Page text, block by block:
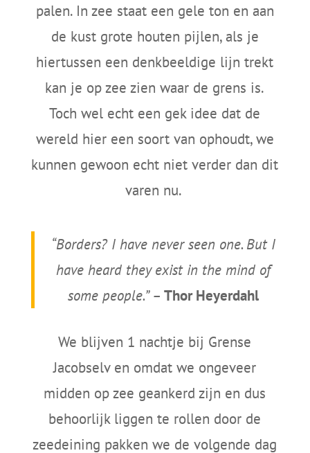
palen. In zee staat een gele ton en aan
de kust grote houten pijlen, als je
hiertussen een denkbeeldige lijn trekt
kan je op zee zien waar de grens is.
Toch wel echt een gek idee dat de
wereld hier een soort van ophoudt, we
kunnen gewoon echt niet verder dan dit
varen nu.
“Borders? I have never seen one. But I
have heard they exist in the mind of
some people.” –Thor Heyerdahl
We blijven 1 nachtje bij Grense
Jacobselv en omdat we ongeveer
midden op zee geankerd zijn en dus
behoorlijk liggen te rollen door de
zeedeining pakken we de volgende dag